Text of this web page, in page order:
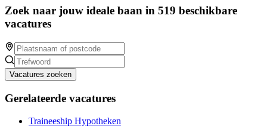
Zoek naar jouw ideale baan in 519 beschikbare
vacatures
Vacatures zoeken
Gerelateerde vacatures
Traineeship Hypotheken